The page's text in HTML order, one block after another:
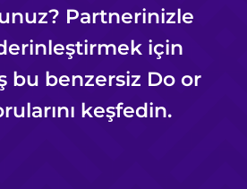
Partnerinizle
derinleştirmek için
bu benzersiz Do or
keşfedin.